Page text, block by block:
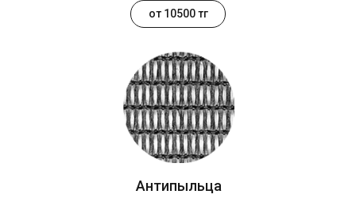
Антипыльца
от 10500 тг